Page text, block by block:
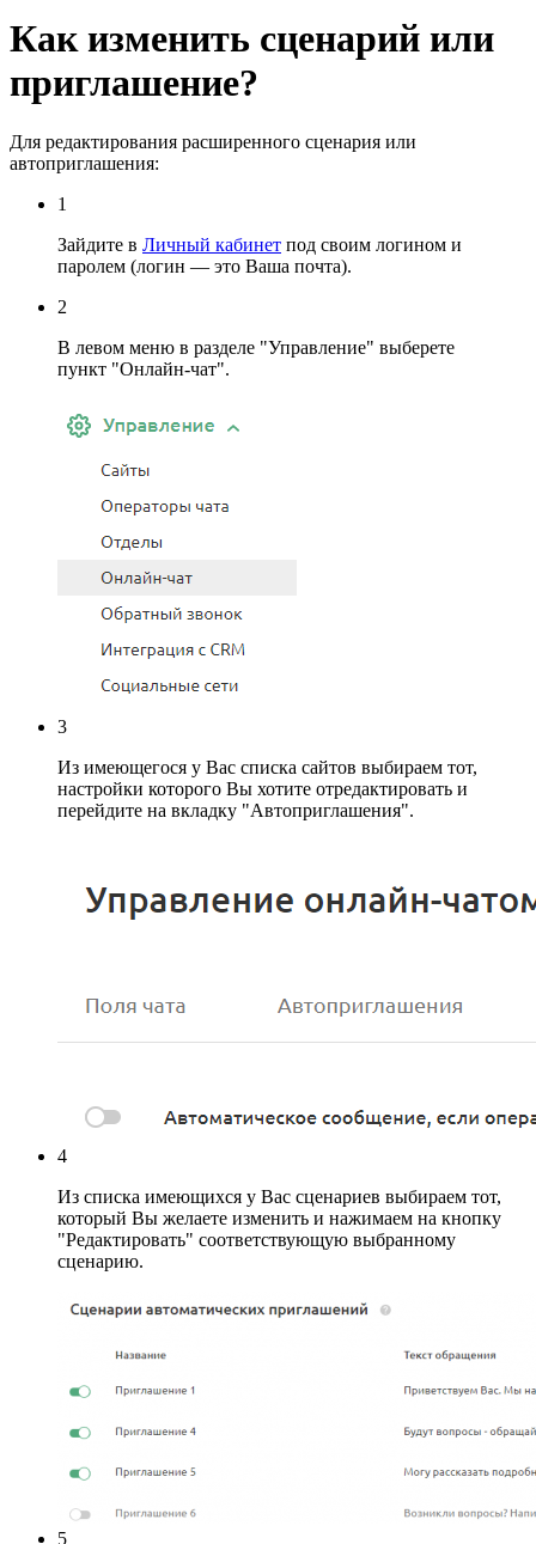
Как изменить сценарий или
приглашение?
Для редактирования расширенного сценария или
автоприглашения:
1
Зайдите в Личный кабинет под своим логином и
паролем (логин — это Ваша почта).
2
В левом меню в разделе "Управление" выберете
пункт "Онлайн-чат".
3
Из имеющегося у Вас списка сайтов выбираем тот,
настройки которого Вы хотите отредактировать и
перейдите на вкладку "Автоприглашения".
4
Из списка имеющихся у Вас сценариев выбираем тот,
который Вы желаете изменить и нажимаем на кнопку
"Редактировать" соответствующую выбранному
сценарию.
5